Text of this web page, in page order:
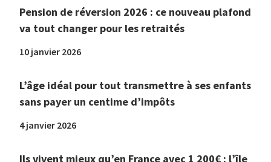
Pension de réversion 2026 : ce nouveau plafond
va tout changer pour les retraités
10 janvier 2026
L’âge idéal pour tout transmettre à ses enfants
sans payer un centime d’impôts
4 janvier 2026
Ils vivent mieux qu’en France avec 1 200€ : l’île